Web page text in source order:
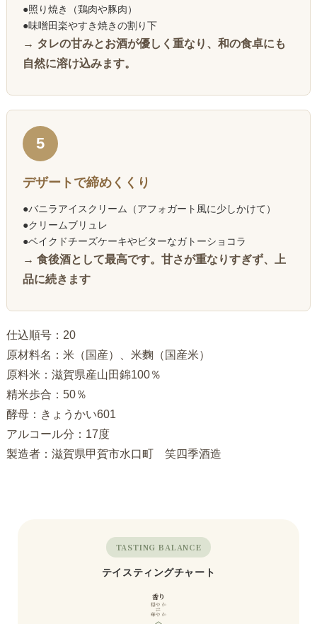
●照り焼き（鶏肉や豚肉）
●味噌田楽やすき焼きの割り下
→ タレの甘みとお酒が優しく重なり、和の食卓にも
自然に溶け込みます。
5
デザートで締めくくり
●バニラアイスクリーム（アフォガート風に少しかけて）
●クリームブリュレ
●ベイクドチーズケーキやビターなガトーショコラ
→ 食後酒として最高です。甘さが重なりすぎず、上
品に続きます
仕込順号：20
原材料名：米（国産）、米麴（国産米）
原料米：滋賀県産山田錦100％
精米歩合：50％
酵母：きょうかい601
アルコール分：17度
製造者：滋賀県甲賀市水口町 笑四季酒造
TASTING BALANCE
テイスティングチャート
香り
穏やか
⇄
華やか